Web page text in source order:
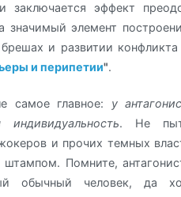
заключается эффект
значимый элемент
и развитии конфликта
и перипетии".
самое главное: у
индивидуальность. Не
и прочих темных
штампом. Помните,
обычный человек, да